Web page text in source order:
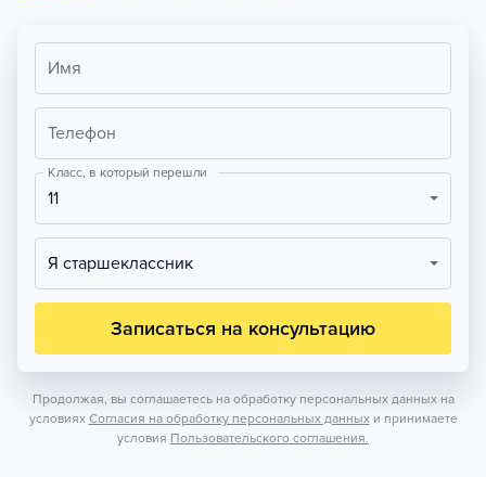
Имя
Телефон
Класс, в который перешли
11
Я старшеклассник
Записаться на консультацию
Продолжая, вы соглашаетесь на обработку персональных данных на
условиях Согласия на обработку персональных данных и принимаете
условия Пользовательского соглашения.